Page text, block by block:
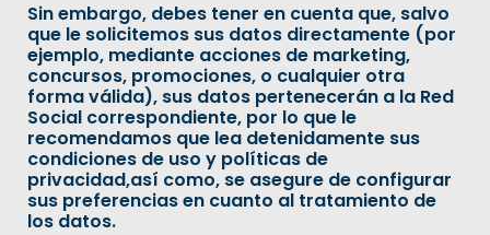
Sin embargo, debes tener en cuenta que, salvo
que le solicitemos sus datos directamente (por
ejemplo, mediante acciones de marketing,
concursos, promociones, o cualquier otra
forma válida), sus datos pertenecerán a la Red
Social correspondiente, por lo que le
recomendamos que lea detenidamente sus
condiciones de uso y políticas de
privacidad,así como, se asegure de configurar
sus preferencias en cuanto al tratamiento de
los datos.